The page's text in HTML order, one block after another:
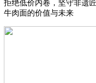
拒绝低价内卷，坚守非遗
牛肉面的价值与未来